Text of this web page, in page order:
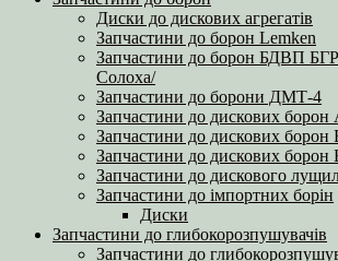
Диски до дискових агрегатів
Запчастини до борон Lemken
Запчастини до борон БДВП
Солоха/
Запчастини до борони ДМТ-4
Запчастини до дискових
Запчастини до дискових
Запчастини до дискових борон
Запчастини до дискового
Запчастини до імпортних борін
Диски
Запчастини до глибокорозпушувачів
Запчастини до